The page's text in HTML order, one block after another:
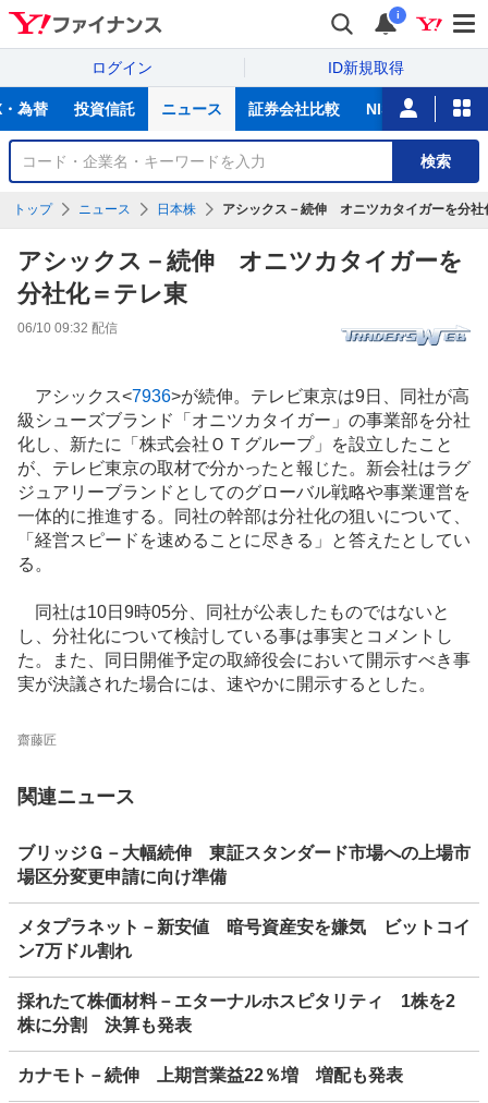
i
ログイン ID新規取得
サ
為替 投資信託 ニュース 証券会社比較 NISA カード
銘
検
検索
トップ ニュース 日本株 アシックス－続伸 オニツカタイガーを分社
アシックス－続伸 オニツカタイガーを
分社化＝テレ東
06/10 09:32 配信
アシックス<7936>が続伸。テレビ東京は9日、同社が高
級シューズブランド「オニツカタイガー」の事業部を分社
化し、新たに「株式会社ＯＴグループ」を設立したこと
が、テレビ東京の取材で分かったと報じた。新会社はラグ
ジュアリーブランドとしてのグローバル戦略や事業運営を
一体的に推進する。同社の幹部は分社化の狙いについて、
「経営スピードを速めることに尽きる」と答えたとしてい
る。
同社は10日9時05分、同社が公表したものではないと
し、分社化について検討している事は事実とコメントし
た。また、同日開催予定の取締役会において開示すべき事
実が決議された場合には、速やかに開示するとした。
齋藤匠
関連ニュース
ブリッジＧ－大幅続伸 東証スタンダード市場への上場市
場区分変更申請に向け準備
メタプラネット－新安値 暗号資産安を嫌気 ビットコイ
ン7万ドル割れ
採れたて株価材料－エターナルホスピタリティ 1株を2
株に分割 決算も発表
カナモト－続伸 上期営業益22％増 増配も発表